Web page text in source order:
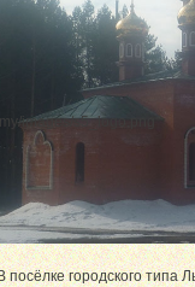
посёлке городского типа
images/s5_logo.png